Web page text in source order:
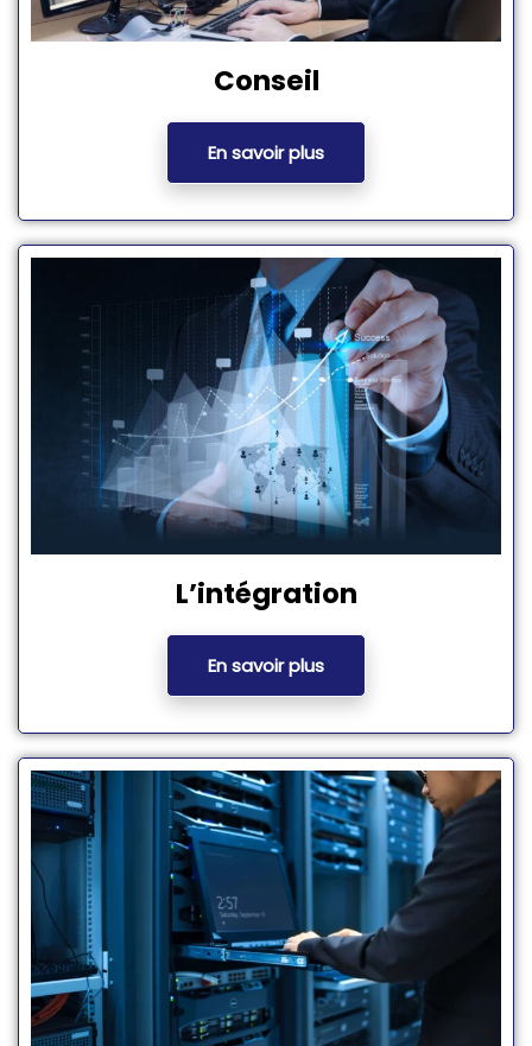
Conseil
En savoir plus
L’intégration
En savoir plus